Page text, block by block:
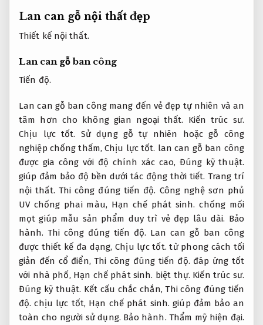
Lan can gỗ nội thất đẹp
Thiết kế nội thất.
Lan can gỗ ban công
Tiến độ.
Lan can gỗ ban công mang đến vẻ đẹp tự nhiên và an
tâm hơn cho không gian ngoại thất. Kiến trúc sư.
Chịu lực tốt. Sử dụng gỗ tự nhiên hoặc gỗ công
nghiệp chống thấm,Chịu lực tốt. lan can gỗ ban công
được gia công với độ chính xác cao, Đúng kỹ thuật.
giúp đảm bảo độ bền dưới tác động thời tiết. Trang trí
nội thất. Thi công đúng tiến độ. Công nghệ sơn phủ
UV chống phai màu, Hạn chế phát sinh. chống mối
mọt giúp mẫu sản phẩm duy trì vẻ đẹp lâu dài. Bảo
hành. Thi công đúng tiến độ. Lan can gỗ ban công
được thiết kế đa dạng,Chịu lực tốt. từ phong cách tối
giản đến cổ điển,Thi công đúng tiến độ. đáp ứng tốt
với nhà phố, Hạn chế phát sinh. biệt thự. Kiến trúc sư.
Đúng kỹ thuật. Kết cấu chắc chắn,Thi công đúng tiến
độ. chịu lực tốt, Hạn chế phát sinh. giúp đảm bảo an
toàn cho người sử dụng. Bảo hành. Thẩm mỹ hiện đại.